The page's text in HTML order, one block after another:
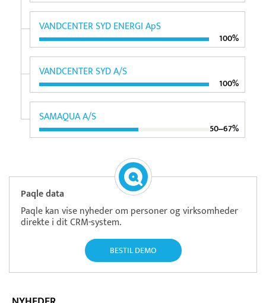
VANDCENTER SYD ENERGI ApS
100%
VANDCENTER SYD A/S
100%
SAMAQUA A/S
50‒67%
Paqle data
Paqle kan vise nyheder om personer og virksomheder
direkte i dit CRM-system.
BESTIL DEMO